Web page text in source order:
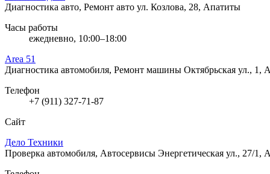
Диагностика авто, Ремонт авто ул. Козлова, 28, Апатиты
Часы работы
ежедневно, 10:00–18:00
Area 51
Диагностика автомобиля, Ремонт машины Октябрьская ул., 1,
Телефон
+7 (911) 327-71-87
Сайт
Дело Техники
Проверка автомобиля, Автосервисы Энергетическая ул., 27/1,